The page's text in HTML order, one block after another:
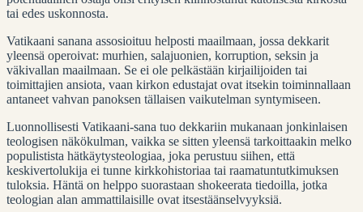
tai edes uskonnosta.
Vatikaani sanana assosioituu helposti maailmaan, jossa dekkarit
yleensä operoivat: murhien, salajuonien, korruption, seksin ja
väkivallan maailmaan. Se ei ole pelkästään kirjailijoiden tai
toimittajien ansiota, vaan kirkon edustajat ovat itsekin toiminnallaan
antaneet vahvan panoksen tällaisen vaikutelman syntymiseen.
Luonnollisesti Vatikaani-sana tuo dekkariin mukanaan jonkinlaisen
teologisen näkökulman, vaikka se sitten yleensä tarkoittaakin melko
populistista hätkäytysteologiaa, joka perustuu siihen, että
keskivertolukija ei tunne kirkkohistoriaa tai raamatuntutkimuksen
tuloksia. Häntä on helppo suorastaan shokeerata tiedoilla, jotka
teologian alan ammattilaisille ovat itsestäänselvyyksiä.